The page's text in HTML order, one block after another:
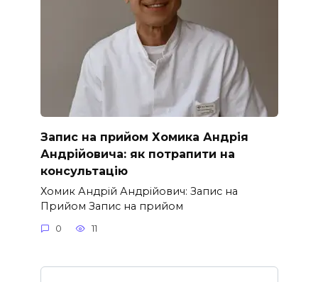
Запис на прийом Хомика Андрія
Андрійовича: як потрапити на
консультацію
Хомик Андрій Андрійович: Запис на
Прийом Запис на прийом
0 11